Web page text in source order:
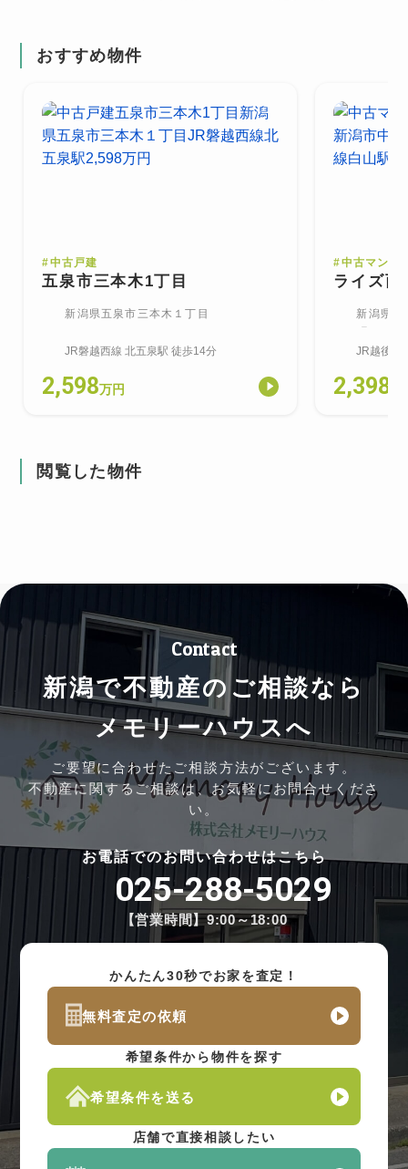
おすすめ物件
#中古戸建
五泉市三本木1丁目
新潟県五泉市三本木１丁目
JR磐越西線北五泉駅 徒歩14分
2,598万円
#中古マンシ
ライズ西
新潟県新
町
JR越後線
2,398
閲覧した物件
Contact
新潟で不動産のご相談なら
メモリーハウスへ
ご要望に合わせたご相談方法がございます。
不動産に関するご相談は、お気軽にお問合せくださ
い。
お電話でのお問い合わせはこちら
025-288-5029
【営業時間】9:00～18:00
かんたん30秒でお家を査定！
無料査定の依頼
希望条件から物件を探す
希望条件を送る
店舗で直接相談したい